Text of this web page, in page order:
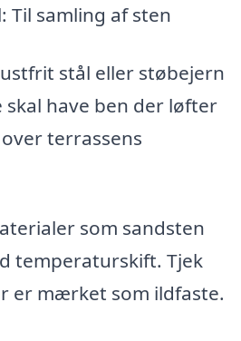
Til samling af sten
stål eller støbejern
have ben der løfter
terrassens
som sandsten
temperaturskift. Tjek
er mærket som ildfaste.